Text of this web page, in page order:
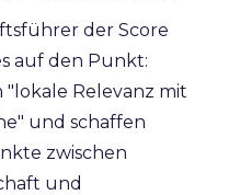
der Score
auf den Punkt:
Relevanz mit
und schaffen
zwischen
und